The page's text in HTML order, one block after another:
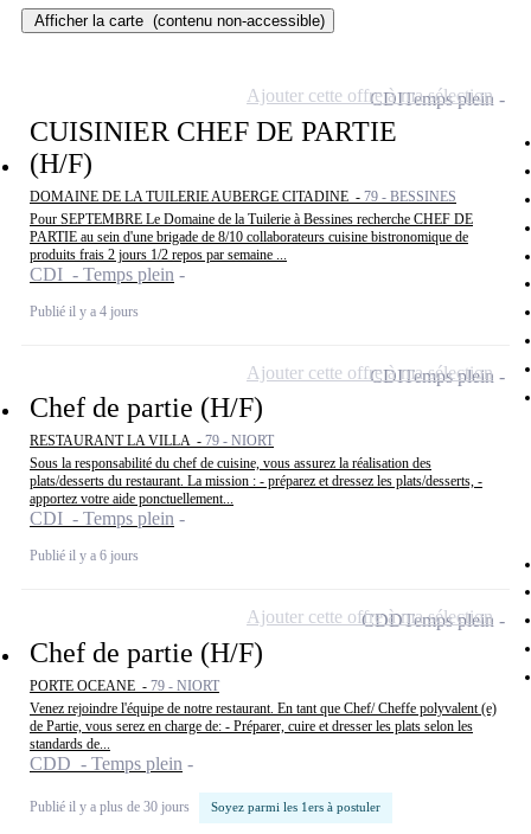
Afficher la carte (contenu non-accessible)
CUISINIER CHEF DE PARTIE
(H/F)
DOMAINE DE LA TUILERIE AUBERGE CITADINE - 79 - BESSINES
Pour SEPTEMBRE Le Domaine de la Tuilerie à Bessines recherche CHEF DE
PARTIE au sein d'une brigade de 8/10 collaborateurs cuisine bistronomique de
produits frais 2 jours 1/2 repos par semaine ...
CDI - Temps plein
Publié il y a 4 jours
CDITemps plein
Ajouter cette offre à ma sélection
Chef de partie (H/F)
RESTAURANT LA VILLA - 79 - NIORT
Sous la responsabilité du chef de cuisine, vous assurez la réalisation des
plats/desserts du restaurant. La mission : - préparez et dressez les plats/desserts, -
apportez votre aide ponctuellement...
CDI - Temps plein
Publié il y a 6 jours
CDITemps plein
Ajouter cette offre à ma sélection
Chef de partie (H/F)
PORTE OCEANE - 79 - NIORT
Venez rejoindre l'équipe de notre restaurant. En tant que Chef/ Cheffe polyvalent (e)
de Partie, vous serez en charge de: - Préparer, cuire et dresser les plats selon les
standards de...
CDD - Temps plein
Publié il y a plus de 30 jours Soyez parmi les 1ers à postuler
CDDTemps plein
Ajouter cette offre à ma sélection